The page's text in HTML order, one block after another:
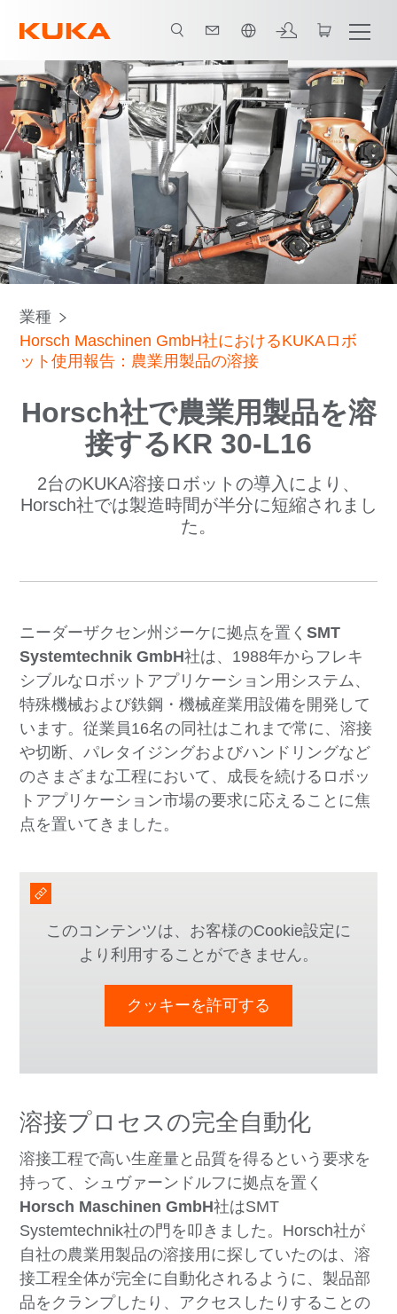
すべてのシステムパートナー
業種
Horsch Maschinen GmbH社におけるKUKAロボ
ット使用報告：農業用製品の溶接
Horsch社で農業用製品を溶
接するKR 30-L16
2台のKUKA溶接ロボットの導入により、
Horsch社では製造時間が半分に短縮されまし
た。
ニーダーザクセン州ジーケに拠点を置くSMT
Systemtechnik GmbH社は、1988年からフレキ
シブルなロボットアプリケーション用システム、
特殊機械および鉄鋼・機械産業用設備を開発して
います。従業員16名の同社はこれまで常に、溶接
や切断、パレタイジングおよびハンドリングなど
のさまざまな工程において、成長を続けるロボッ
トアプリケーション市場の要求に応えることに焦
点を置いてきました。
このコンテンツは、お客様のCookie設定に
より利用することができません。
クッキーを許可する
溶接プロセスの完全自動化
溶接工程で高い生産量と品質を得るという要求を
持って、シュヴァーンドルフに拠点を置く
Horsch Maschinen GmbH社はSMT
Systemtechnik社の門を叩きました。Horsch社が
自社の農業用製品の溶接用に探していたのは、溶
接工程全体が完全に自動化されるように、製品部
品をクランプしたり、アクセスしたりすることの